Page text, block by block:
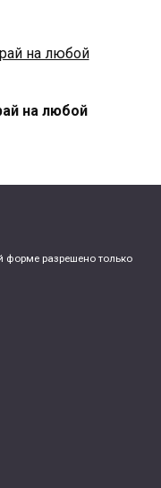
на любой
форме разрешено только